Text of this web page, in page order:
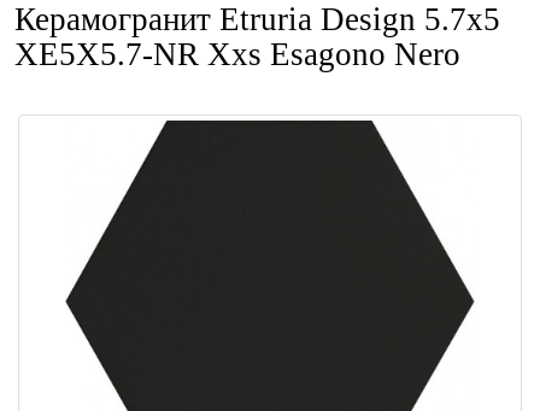
Керамогранит Etruria Design 5.7x5
XE5X5.7-NR Xxs Esagono Nero